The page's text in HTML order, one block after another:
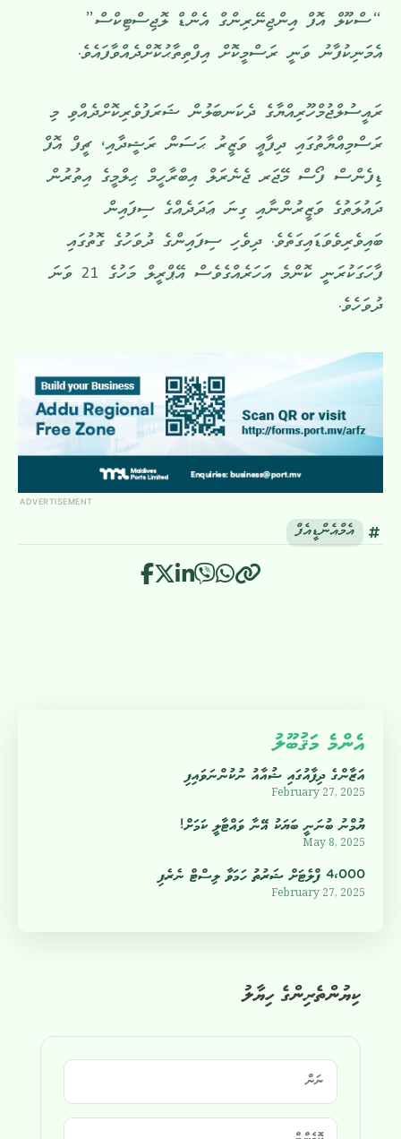
“ސްކޫލް އޮފް އިންޖިނޭރިންގް އެންޑް ލޮޖިސްޓިކްސް”
އެމަނިކުފާނު ވަނީ ރަސްމީކޮށް އިފްތިތާޙުކޮށްދެއްވާފައެވެ.
ރައީސުލްޖުމްހޫރިއްޔާގެ ދެކަނބަލުން ޝަރަފުވެރިކޮށްދެއްވި މި
ރަސްމިއްޔާތުގައި ދިފާޢީ ވަޒީރު ޙަސަން ރަޝީދާއި، ޗީފް އޮފް
ޑިފެންސް ފޯސް މޭޖަރ ޖެނެރަލް އިބްރާހީމް ޙިލްމީގެ އިތުރުން
ދައުލަތުގެ ވަޒީރުންނާއި ގިނަ ޢަދަދެއްގެ ސިފައިން
ބައިވެރިވެވަޑައިގަތެވެ. ދިވެހި ސިފައިންގެ ދުވަހުގެ ގޮތުގައި
ފާހަގަކުރަނީ ކޮންމެ އަހަރެއްގެވެސް އޭޕްރީލް މަހުގެ 21 ވަނަ
ދުވަހެވެ.
ADVERTISEMENT
އެމްއެންޑީއެފް
ކިޔުންތެރިންގެ ހިޔާލު
އެންމެ މަޤުބޫލު
އަޒާންގެ ދިފާއުގައި ޝުއާއު ނުކުންނަވައިފި
February 27, 2025
ޔުމްނު ބުނަނީ ބަޔަކު އޭނާ ވައްޓާލީ ކަމަށް!
May 8, 2025
4،000 ފްލެޓަށް ޝަރުތު ހަމަވާ ލިސްޓް ނެރެފި
February 27, 2025